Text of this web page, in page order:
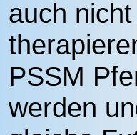
auch
PSSM
werden